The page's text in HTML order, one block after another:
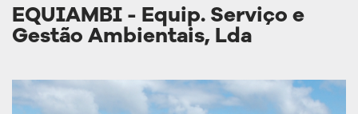
EQUIAMBI - Equip. Serviço e
Gestão Ambientais, Lda